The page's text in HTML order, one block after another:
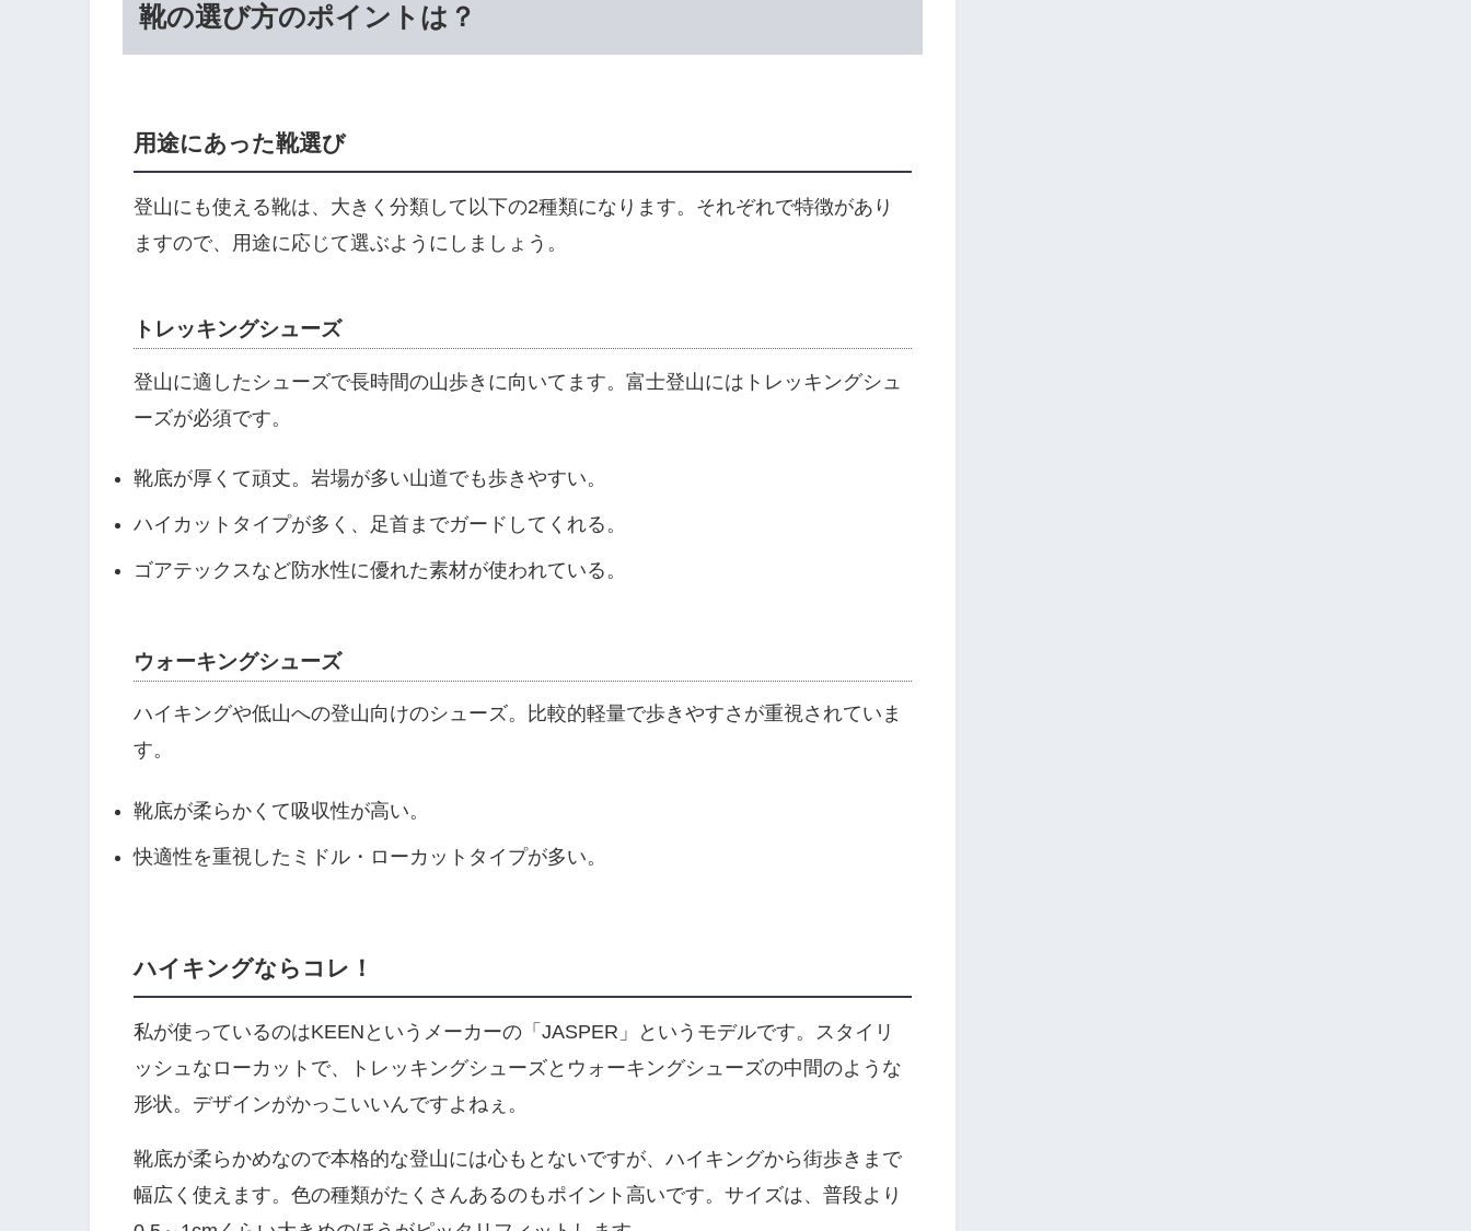
靴の選び方のポイントは？
用途にあった靴選び
登山にも使える靴は、大きく分類して以下の2種類になります。それぞれで特徴があり
ますので、用途に応じて選ぶようにしましょう。
トレッキングシューズ
登山に適したシューズで長時間の山歩きに向いてます。富士登山にはトレッキングシュ
ーズが必須です。
靴底が厚くて頑丈。岩場が多い山道でも歩きやすい。
ハイカットタイプが多く、足首までガードしてくれる。
ゴアテックスなど防水性に優れた素材が使われている。
ウォーキングシューズ
ハイキングや低山への登山向けのシューズ。比較的軽量で歩きやすさが重視されていま
す。
靴底が柔らかくて吸収性が高い。
快適性を重視したミドル・ローカットタイプが多い。
ハイキングならコレ！
私が使っているのはKEENというメーカーの「JASPER」というモデルです。スタイリ
ッシュなローカットで、トレッキングシューズとウォーキングシューズの中間のような
形状。デザインがかっこいいんですよねぇ。
靴底が柔らかめなので本格的な登山には心もとないですが、ハイキングから街歩きまで
幅広く使えます。色の種類がたくさんあるのもポイント高いです。サイズは、普段より